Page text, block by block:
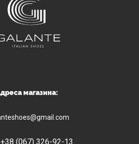
магазина:
+38 (067) 326-92-13